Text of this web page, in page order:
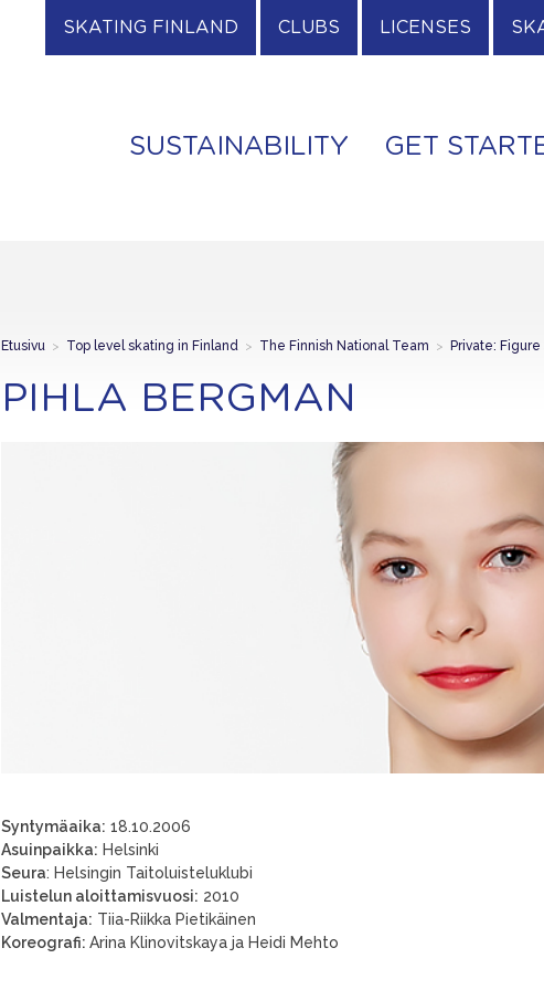
SKATING FINLAND CLUBS LICENSES
SUSTAINABILITY GET
Etusivu > Top level skating in Finland > The Finnish National Team > Private: Figure
PIHLA BERGMAN
Syntymäaika: 18.10.2006
Asuinpaikka: Helsinki
Seura: Helsingin Taitoluisteluklubi
Luistelun aloittamisvuosi: 2010
Valmentaja: Tiia-Riikka Pietikäinen
Koreografi: Arina Klinovitskaya ja Heidi Mehto